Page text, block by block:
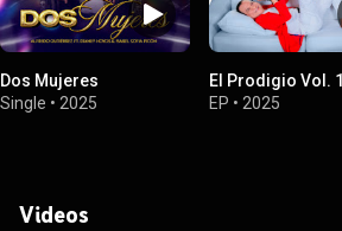
Dos Mujeres
Single • 2025
El Prodigio Vol. 1
EP • 2025
Videos